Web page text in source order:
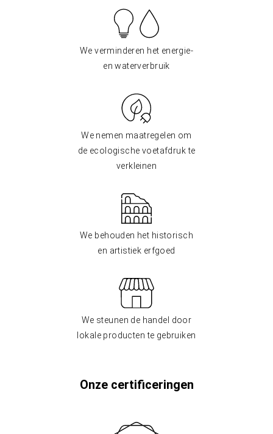
We verminderen het energie-
en waterverbruik
We nemen maatregelen om
de ecologische voetafdruk te
verkleinen
We behouden het historisch
en artistiek erfgoed
We steunen de handel door
lokale producten te gebruiken
Onze certificeringen